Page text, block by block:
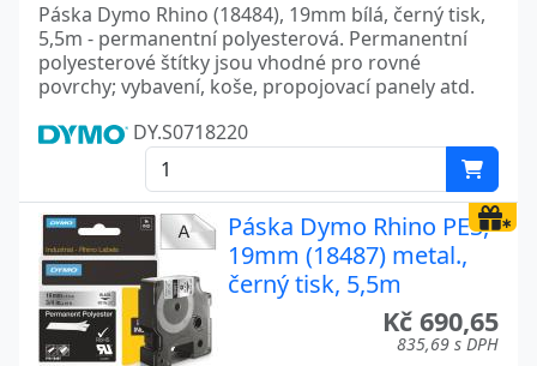
Páska Dymo Rhino (18484), 19mm bílá, černý tisk,
5,5m - permanentní polyesterová. Permanentní
polyesterové štítky jsou vhodné pro rovné
povrchy; vybavení, koše, propojovací panely atd.
DY.S0718220
Páska Dymo Rhino PES,
19mm (18487) metal.,
černý tisk, 5,5m
Kč 690,65
835,69 s DPH